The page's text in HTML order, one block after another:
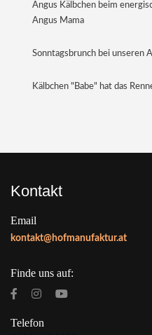
Angus Kälbchen beim
Angus Mama
Sonntagsbrunch bei unseren
Kälbchen "Babe" hat das
Kontakt
Email
kontakt@hofmanufaktur.at
Finde uns auf:
Telefon